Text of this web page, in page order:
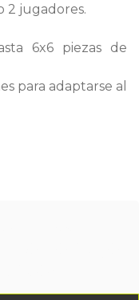
2 jugadores.
6x6 piezas de
para adaptarse al